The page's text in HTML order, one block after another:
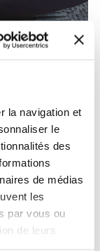
la navigation et
le
des
de médias
les
par vous ou
de leurs
Sols en